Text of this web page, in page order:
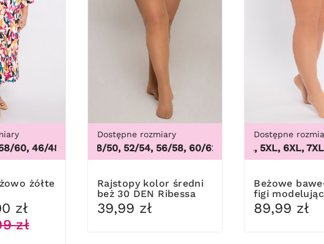
60,46/48, 50/52, 54/56, 58/60
zł
zł
Dostępne rozmiary
44/46, 48/50, 52/54, 56/58, 60/62, 44/46, 48/50, 52/54,
Rajstopy kolor średni
beż 30 DEN Ribessa
39,99 zł
Dostępne
3XL, 4XL, 5XL, 6XL,
Beżowe bawełniane
figi
koronką
89,99 zł